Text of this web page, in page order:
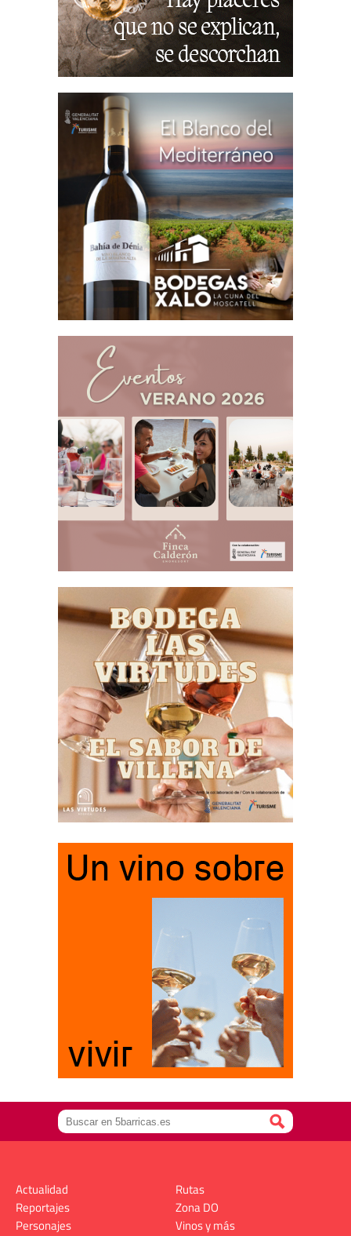
Actualidad
Reportajes
Personajes
Rutas
Zona DO
Vinos y más